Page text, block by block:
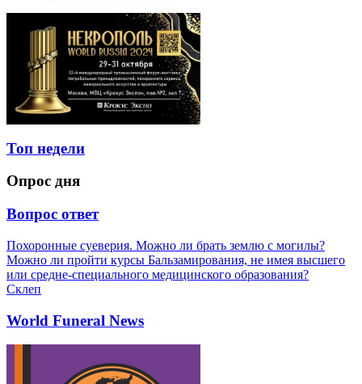
Топ недели
Опрос дня
Вопрос ответ
Похоронные суеверия. Можно ли брать землю с могилы?
Можно ли пройти курсы Бальзамирования, не имея высшего
или средне-специального медицинского образования?
Склеп
World Funeral News